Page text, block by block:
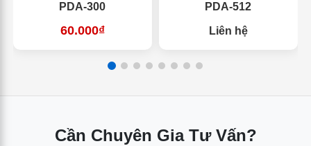
PDA-300
60.000₫
PDA-512
Liên hệ
Cần Chuyên Gia Tư Vấn?